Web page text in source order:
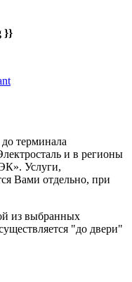
}}
терминала
и в регионы
Услуги,
Вами отдельно, при
из выбранных
"до двери"